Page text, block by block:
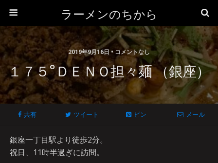
ラーメンのちから
2019年9月16日 • コメントなし
１７５°ＤＥＮＯ担々麺 （銀座）
共有 ツイート ピン メール
銀座一丁目駅より徒歩2分。
祝日、11時半過ぎに訪問。